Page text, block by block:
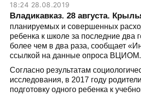
18:24 28.08.2019
Владикавказ. 28 августа.
планируемых и совершенных
ребенка к школе за последние два
более чем в два раза, сообщает
ссылкой на данные опроса ВЦИОМ.
Согласно результатам
исследования, в 2017 году
подготовку одного ребенка к